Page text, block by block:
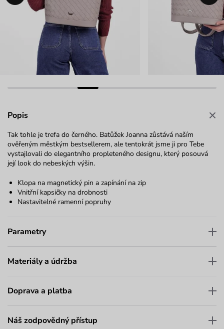
Popis
Tak tohle je trefa do černého. Batůžek Joanna zůstává naším
ověřeným městkým bestsellerem, ale tentokrát jsme ji pro Tebe
vystajlovali do elegantního propleteného designu, který posouvá
její look do nebeských výšin.
Klopa na magnetický pin a zapínání na zip
Vnitřní kapsičky na drobnosti
Nastavitelné ramenní popruhy
Parametry
Materiály a údržba
Doprava a platba
Náš zodpovědný přístup